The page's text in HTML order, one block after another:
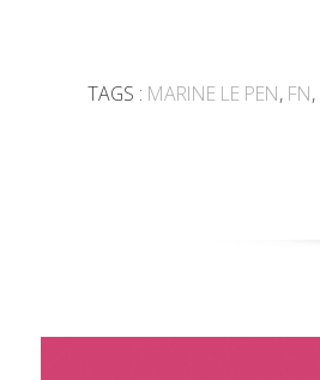
TAGS : MARINE LE PEN, FN,